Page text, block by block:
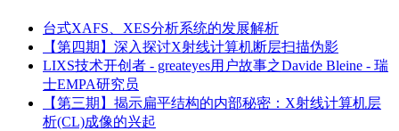
台式XAFS、XES分析系统的发展解析
【第四期】深入探讨X射线计算机断层扫描伪影
LIXS技术开创者 - greateyes用户故事之Davide Bleine - 瑞
士EMPA研究员
【第三期】揭示扁平结构的内部秘密：X射线计算机层
析(CL)成像的兴起